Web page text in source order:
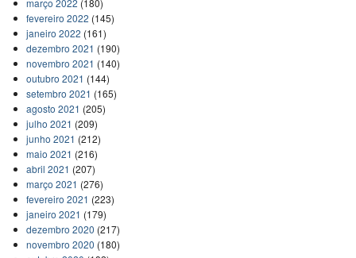
março 2022 (180)
fevereiro 2022 (145)
janeiro 2022 (161)
dezembro 2021 (190)
novembro 2021 (140)
outubro 2021 (144)
setembro 2021 (165)
agosto 2021 (205)
julho 2021 (209)
junho 2021 (212)
maio 2021 (216)
abril 2021 (207)
março 2021 (276)
fevereiro 2021 (223)
janeiro 2021 (179)
dezembro 2020 (217)
novembro 2020 (180)